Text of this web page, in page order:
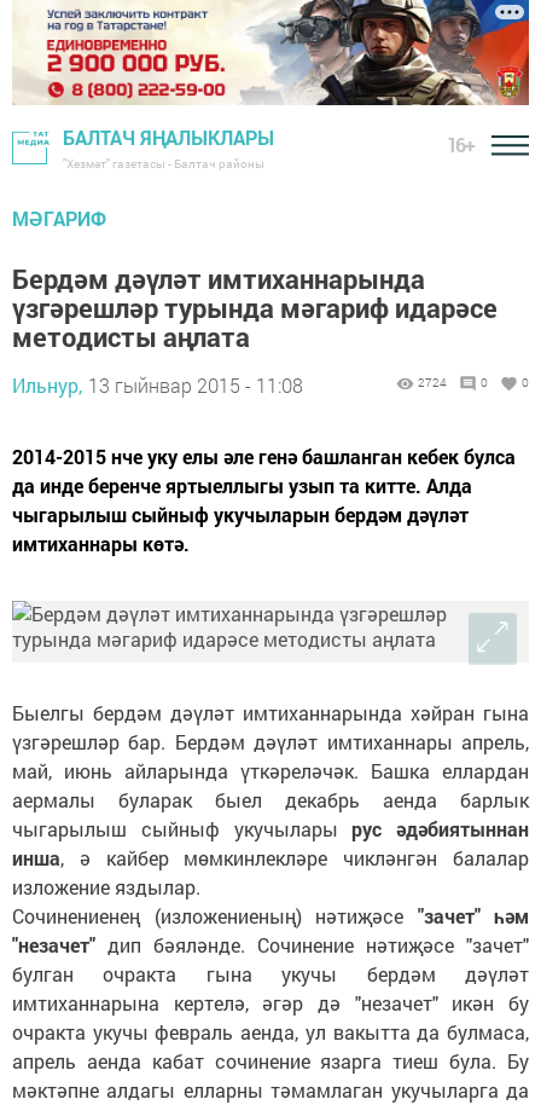
БАЛТАЧ ЯҢАЛЫКЛАРЫ
"Хезмәт" газетасы - Балтач районы
16+
МӘГАРИФ
Бердәм дәүләт имтиханнарында
үзгәрешләр турында мәгариф идарәсе
методисты аңлата
Ильнур, 13 гыйнвар 2015 - 11:08 2724 0 0
2014-2015 нче уку елы әле генә башланган кебек булса
да инде беренче яртыеллыгы узып та китте. Алда
чыгарылыш сыйныф укучыларын бердәм дәүләт
имтиханнары көтә.
Быелгы бердәм дәүләт имтиханнарында хәйран гына
үзгәрешләр бар. Бердәм дәүләт имтиханнары апрель,
май, июнь айларында үткәреләчәк. Башка еллардан
аермалы буларак быел декабрь аенда барлык
чыгарылыш сыйныф укучыларырус әдәбиятыннан
инша, ә кайбер мөмкинлекләре чикләнгән балалар
изложение яздылар.
Сочинениенең (изложениеның) нәтиҗәсе "зачет" һәм
"незачет" дип бәяләнде. Сочинение нәтиҗәсе "зачет"
булган очракта гына укучы бердәм дәүләт
имтиханнарына кертелә, әгәр дә "незачет" икән бу
очракта укучы февраль аенда, ул вакытта да булмаса,
апрель аенда кабат сочинение язарга тиеш була. Бу
мәктәпне алдагы елларны тәмамлаган укучыларга да